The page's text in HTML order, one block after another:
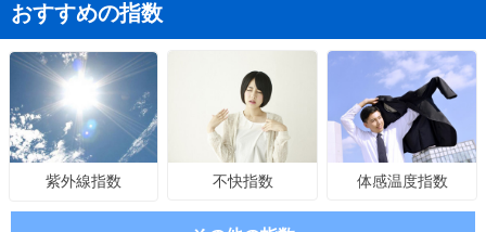
おすすめの指数
紫外線指数 不快指数 体感温度指数